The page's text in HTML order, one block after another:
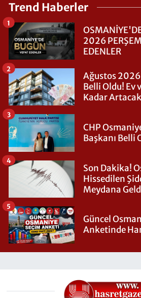
Trend Haberler
2026
EDENLER
1
Ağustos 2026
Belli Oldu! Ev
Kadar
2
CHP
Başkanı Belli
3
Son Dakika!
Hissedilen
Meydana
4
Güncel
Anketinde
5